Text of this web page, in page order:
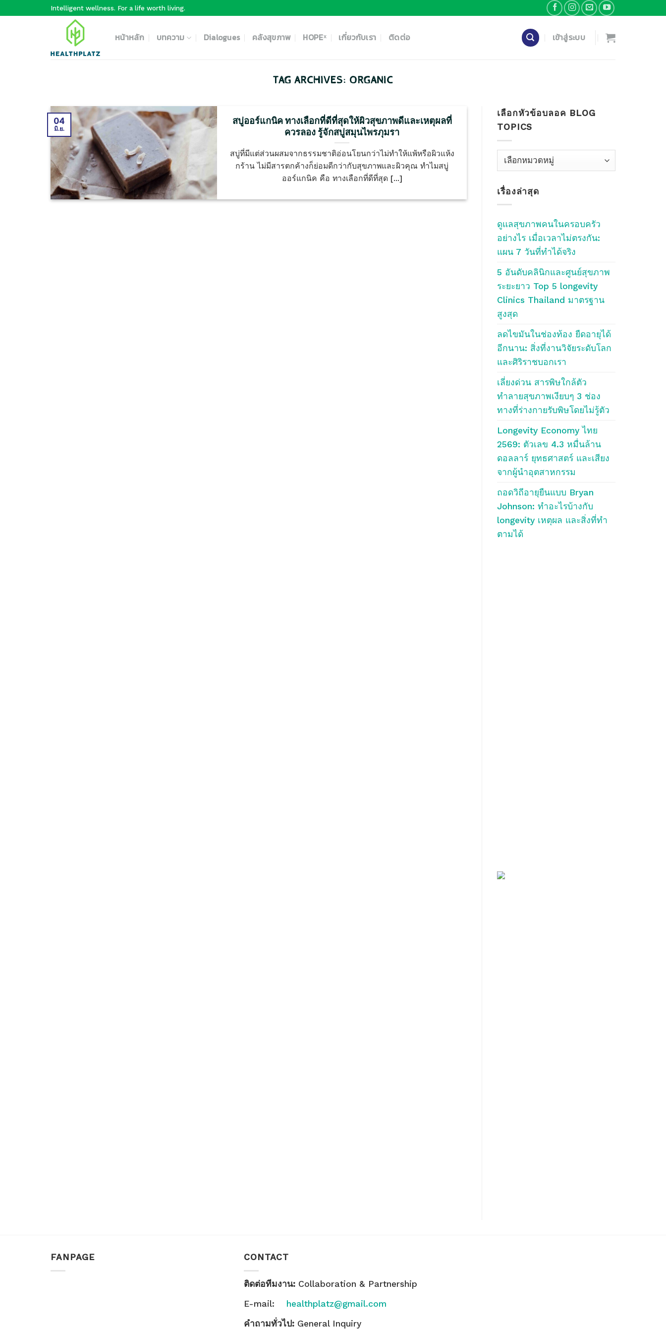
Intelligent wellness. For a life worth living.
หน้าหลัก บทความ Dialogues คลังสุขภาพ HOPEˣ เกี่ยวกับเรา ติดต่อ เข้าสู่ระบบ
TAG ARCHIVES: ORGANIC
สบู่ออร์แกนิค ทางเลือกที่ดีที่สุดให้ผิวสุขภาพดีและเหตุผลที่
ควรลอง รู้จักสบู่สมุนไพรภุมรา
สบู่ที่มีแต่ส่วนผสมจากธรรมชาติอ่อนโยนกว่าไม่ทำให้แพ้หรือผิวแห้ง
กร้าน ไม่มีสารตกค้างก็ย่อมดีกว่ากับสุขภาพและผิวคุณ ทำไมสบู่
ออร์แกนิค คือ ทางเลือกที่ดีที่สุด [...]
04
มิ.ย.
เลือกหัวข้อบลอค BLOG
TOPICS
เลือก
บลอค
Blog
เรื่องล่าสุด
ดูแลสุขภาพคนในครอบครัว
อย่างไร เมื่อเวลาไม่ตรงกัน:
แผน 7 วันที่ทำได้จริง
5 อันดับคลินิกและศูนย์สุขภาพ
ระยะยาว Top 5 longevity
Clinics Thailand มาตรฐาน
สูงสุด
ลดไขมันในช่องท้อง ยืดอายุได้
อีกนาน: สิ่งที่งานวิจัยระดับโลก
และศิริราชบอกเรา
เลี่ยงด่วน สารพิษใกล้ตัว
ทำลายสุขภาพเงียบๆ 3 ช่อง
ทางที่ร่างกายรับพิษโดยไม่รู้ตัว
Longevity Economy ไทย
2569: ตัวเลข 4.3 หมื่นล้าน
ดอลลาร์ ยุทธศาสตร์ และเสียง
จากผู้นำอุตสาหกรรม
ถอดวิถีอายุยืนแบบ Bryan
Johnson: ทำอะไรบ้างกับ
longevity เหตุผล และสิ่งที่ทำ
ตามได้
FANPAGE CONTACT
ติดต่อทีมงาน: Collaboration & Partnership
E-mail: healthplatz@gmail.com
คำถามทั่วไป: General Inquiry